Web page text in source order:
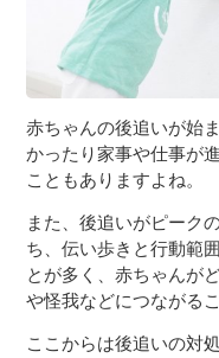
赤ちゃんの後追いが始
かったり家事や仕事が
こともありますよね。
また、後追いがピーク
ち、伝い歩きと行動範
とが多く、赤ちゃんが
や怪我などにつながる
ここからは後追いの対